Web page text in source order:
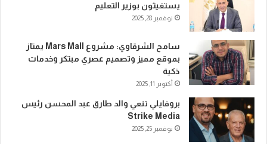
يستغيثون بوزير التعليم
نوفمبر 28, 2025
سامح الشرقاوي: مشروع Mars Mall يمتاز
بموقع مميز وتصميم عصري مبتكر وخدمات
ذكية
أكتوبر 11, 2025
بروفايلي تنعي والد طارق عبد المحسن رئيس
Strike Media
نوفمبر 25, 2025